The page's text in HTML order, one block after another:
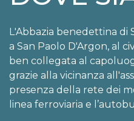
L'Abbazia benedettina di
a San Paolo D'Argon, al
ben collegata al
grazie alla vicinanza
presenza della rete dei
linea ferroviaria e